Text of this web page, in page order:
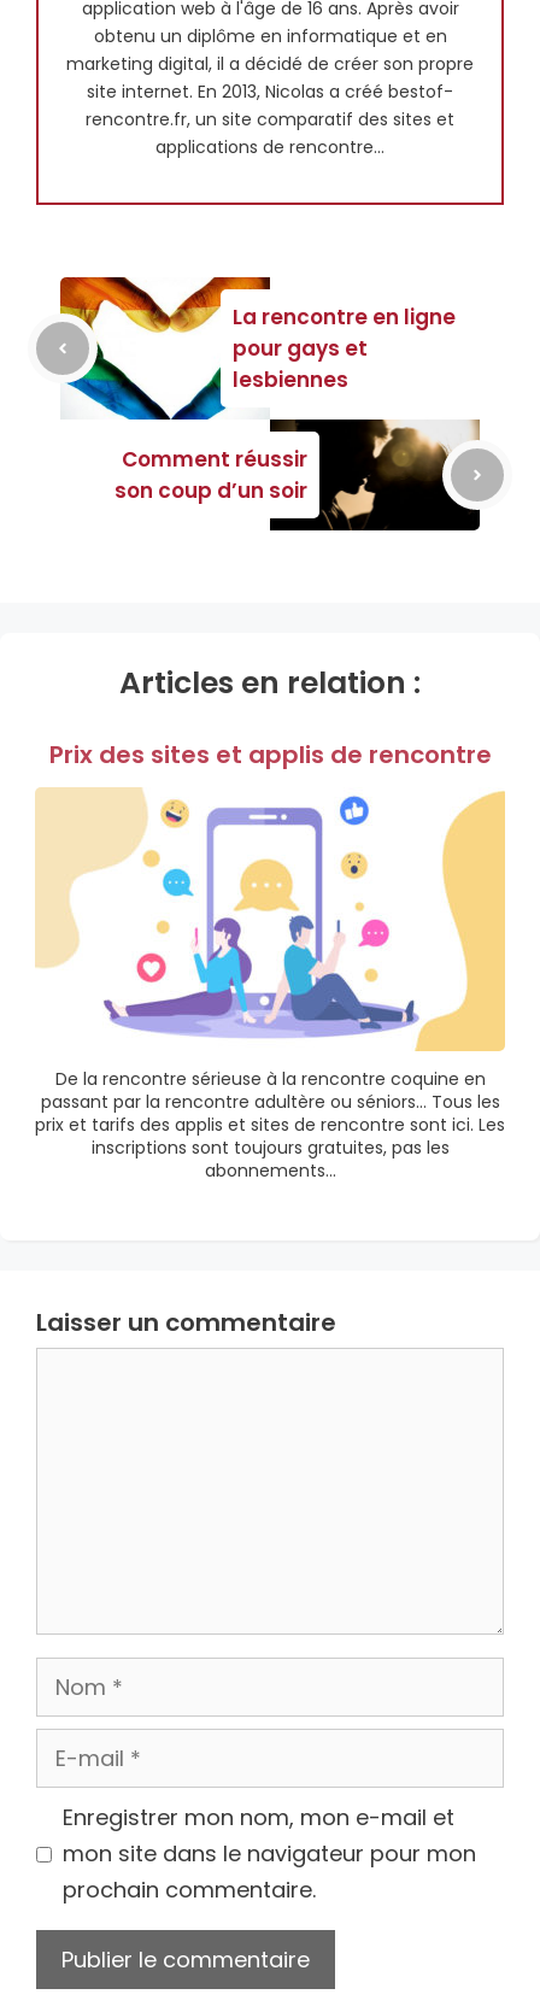
application web à l'âge de 16 ans. Après avoir
obtenu un diplôme en informatique et en
marketing digital, il a décidé de créer son propre
site internet. En 2013, Nicolas a créé bestof-
rencontre.fr, un site comparatif des sites et
applications de rencontre...
La rencontre en ligne
pour gays et
lesbiennes
Comment réussir
son coup d’un soir
Articles en relation :
Prix des sites et applis de rencontre
De la rencontre sérieuse à la rencontre coquine en
passant par la rencontre adultère ou séniors… Tous les
prix et tarifs des applis et sites de rencontre sont ici. Les
inscriptions sont toujours gratuites, pas les
abonnements…
Laisser un commentaire
Nom
E-
mail
Enregistrer mon nom, mon e-mail et
mon site dans le navigateur pour mon
prochain commentaire.